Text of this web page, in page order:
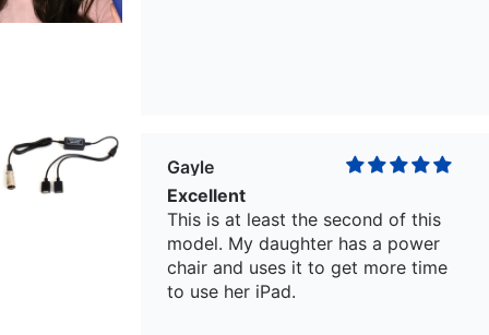
Gayle
Excellent
This is at least the second of this
model. My daughter has a power
chair and uses it to get more time
to use her iPad.